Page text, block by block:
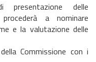
delle
a nominare
e la valutazione delle
Commissione con i